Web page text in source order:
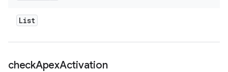
List
checkApexActivation